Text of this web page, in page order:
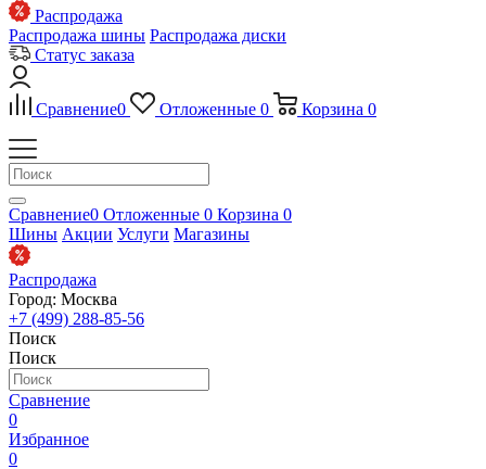
Распродажа
Распродажа шины Распродажа диски
Статус заказа
Сравнение0 Отложенные 0 Корзина 0
Сравнение0 Отложенные 0 Корзина 0
Шины Акции Услуги Магазины
Распродажа
Город: Москва
+7 (499) 288-85-56
Поиск
Поиск
Сравнение
0
Избранное
0